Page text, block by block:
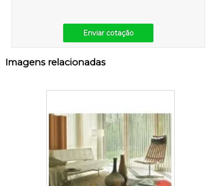
Enviar cotação
Imagens relacionadas